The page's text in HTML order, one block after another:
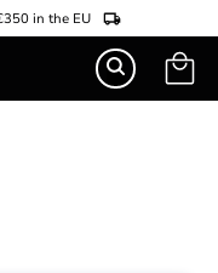
in the EU
Basket